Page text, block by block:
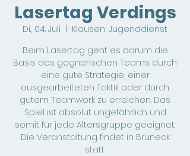
Lasertag Verdings
Di., 04. Juli
Klausen, Jugenddienst
Beim Lasertag geht es darum die
Basis des gegnerischen Teams durch
eine gute Strategie, einer
ausgearbeiteten Taktik oder durch
gutem Teamwork zu erreichen. Das
Spiel ist absolut ungefährlich und
somit für jede Altersgruppe geeignet.
Die Veranstaltung findet in Bruneck
statt.